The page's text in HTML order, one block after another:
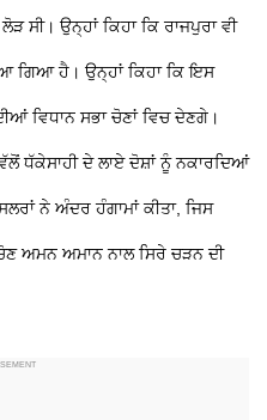
ਸੀ। ਉਨ੍ਹਾਂ ਕਿਹਾ ਕਿ ਰਾਜਪੁਰਾ ਵੀ
ਗਿਆ ਹੈ। ਉਨ੍ਹਾਂ ਕਿਹਾ ਕਿ ਇਸ
ਵਿਧਾਨ ਸਭਾ ਚੋਣਾਂ ਵਿਚ ਦੇਣਗੇ।
ਧੱਕੇਸਾਹੀ ਦੇ ਲਾਏ ਦੋਸ਼ਾਂ ਨੂੰ ਨਕਾਰਦਿਆਂ
ਨੇ ਅੰਦਰ ਹੰਗਾਮਾਂ ਕੀਤਾ, ਜਿਸ
ਅਮਨ ਅਮਾਨ ਨਾਲ ਸਿਰੇ ਚੜਨ ਦੀ